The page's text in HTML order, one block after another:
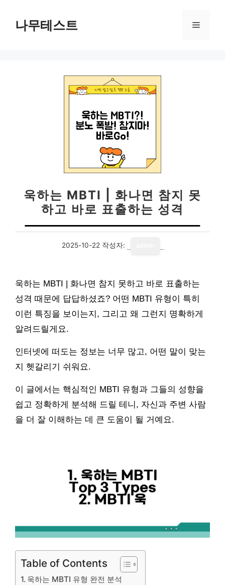
나무테스트 메
욱하는 MBTI | 화나면 참지 못
하고 바로 표출하는 성격
2025-10-22 작성자:
욱하는 MBTI | 화나면 참지 못하고 바로 표출하는
성격 때문에 답답하셨죠? 어떤 MBTI 유형이 특히
이런 특징을 보이는지, 그리고 왜 그런지 명확하게
알려드릴게요.
인터넷에 떠도는 정보는 너무 많고, 어떤 말이 맞는
지 헷갈리기 쉬워요.
이 글에서는 핵심적인 MBTI 유형과 그들의 성향을
쉽고 정확하게 분석해 드릴 테니, 자신과 주변 사람
을 더 잘 이해하는 데 큰 도움이 될 거예요.
Table of Contents
욱하는 MBTI 유형 완전 분석